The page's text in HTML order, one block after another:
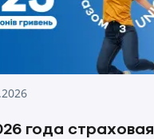
года страховая